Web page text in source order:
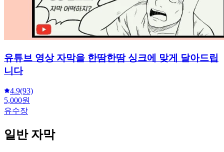
유튜브 영상 자막을 한땀한땀 싱크에 맞게 달아드립
니다
4.9(93)
5,000원
유수장
일반 자막